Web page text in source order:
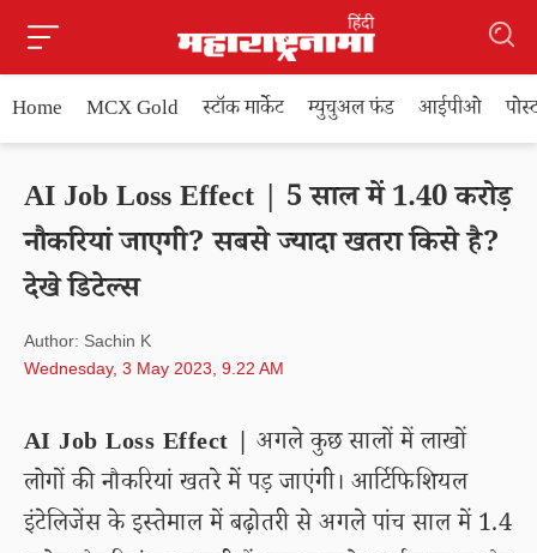
Home MCX Gold स्टॉक मार्केट म्युचुअल फंड आईपीओ
AI Job Loss Effect | 5 साल में 1.40 करोड़
नौकरियां जाएगी? सबसे ज्यादा खतरा किसे है?
देखे डिटेल्स
Author: Sachin K
Wednesday, 3 May 2023, 9.22 AM
AI Job Loss Effect | अगले कुछ सालों में लाखों
लोगों की नौकरियां खतरे में पड़ जाएंगी। आर्टिफिशियल
इंटेलिजेंस के इस्तेमाल में बढ़ोतरी से अगले पांच साल में 1.4